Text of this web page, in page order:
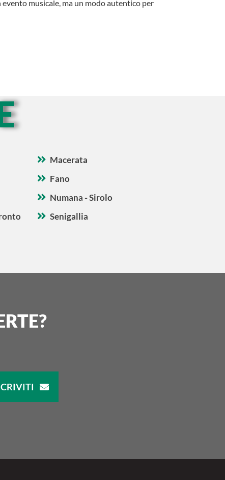
musicale, ma un modo autentico per
Macerata
Fano
Numana - Sirolo
Senigallia